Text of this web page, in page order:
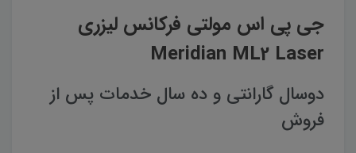
جی پی اس مولتی فرکانس لیزری
Meridian ML2 Laser
دوسال گارانتی و ده سال خدمات پس از
فروش